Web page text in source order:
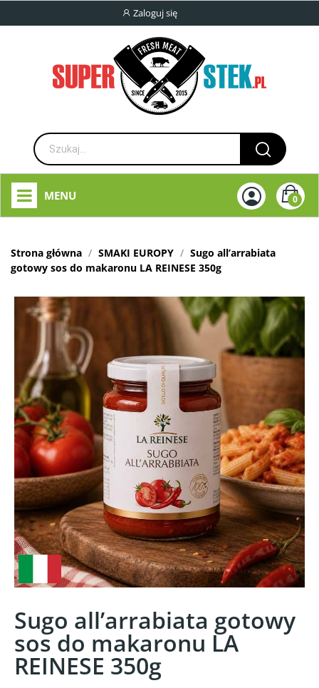
Zaloguj się
0
MENU
Strona główna SMAKI EUROPY
Sugo all’arrabiata
gotowy sos do makaronu LA REINESE 350g
Sugo all’arrabiata gotowy
sos do makaronu LA
REINESE 350g